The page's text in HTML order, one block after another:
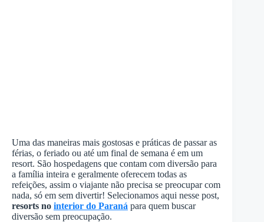
Uma das maneiras mais gostosas e práticas de passar as
férias, o feriado ou até um final de semana é em um
resort. São hospedagens que contam com diversão para
a família inteira e geralmente oferecem todas as
refeições, assim o viajante não precisa se preocupar com
nada, só em sem divertir! Selecionamos aqui nesse post,
resorts no interior do Paraná para quem buscar
diversão sem preocupação.